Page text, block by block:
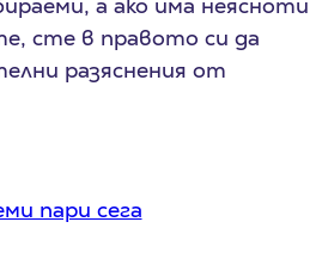
а ако има неясноти
сте в правото си да
разяснения от
пари сега